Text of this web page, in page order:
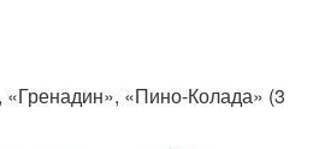
«Пино-Колада» (3